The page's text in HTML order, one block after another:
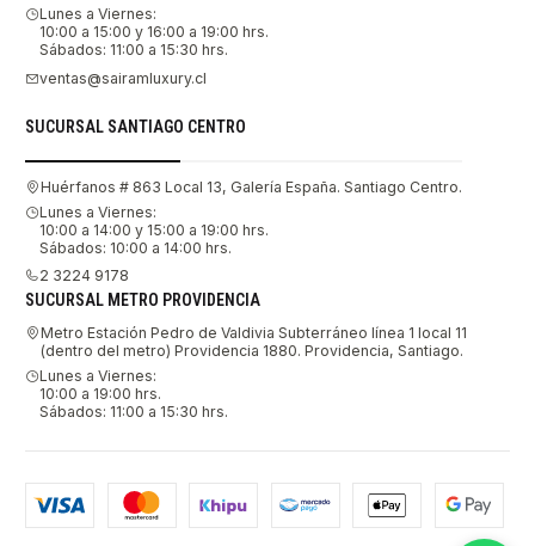
Lunes a Viernes:
10:00 a 15:00 y 16:00 a 19:00 hrs.
Sábados: 11:00 a 15:30 hrs.
ventas@sairamluxury.cl
SUCURSAL SANTIAGO CENTRO
Huérfanos # 863 Local 13, Galería España. Santiago Centro.
Lunes a Viernes:
10:00 a 14:00 y 15:00 a 19:00 hrs.
Sábados: 10:00 a 14:00 hrs.
2 3224 9178
SUCURSAL METRO PROVIDENCIA
Metro Estación Pedro de Valdivia Subterráneo línea 1 local 11
(dentro del metro) Providencia 1880. Providencia, Santiago.
Lunes a Viernes:
10:00 a 19:00 hrs.
Sábados: 11:00 a 15:30 hrs.